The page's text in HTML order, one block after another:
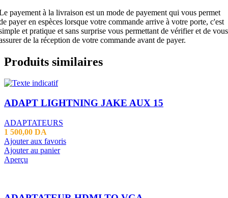
payement à la livraison est un mode de payement qui vous permet
payer en espèces lorsque votre commande arrive à votre porte, c'est
et pratique et sans surprise vous permettant de vérifier et de vous
de la réception de votre commande avant de payer.
Produits similaires
ADAPT LIGHTNING JAKE AUX 15
ADAPTATEURS
1 500,00 DA
Ajouter aux favoris
Ajouter au panier
Aperçu